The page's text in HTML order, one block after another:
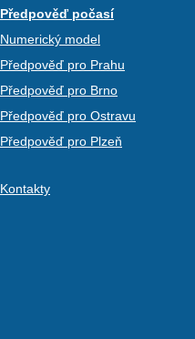
Předpověď počasí
Numerický model
Předpověď pro Prahu
Předpověď pro Brno
Předpověď pro Ostravu
Předpověď pro Plzeň
Kontakty